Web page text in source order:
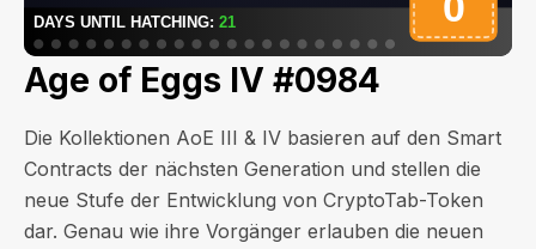
Age of Eggs IV #0984
Die Kollektionen AoE III & IV basieren auf den Smart
Contracts der nächsten Generation und stellen die
neue Stufe der Entwicklung von CryptoTab-Token
dar. Genau wie ihre Vorgänger erlauben die neuen